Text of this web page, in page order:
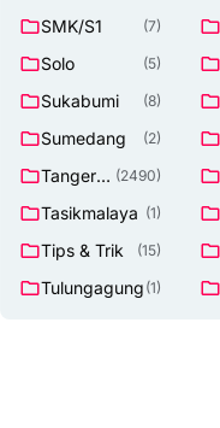
SMK/S1 (7)
Solo (5)
Sukabumi (8)
Sumedang (2)
Tangeran (2490)
Tasikmalaya (1)
Tips & Trik (15)
Tulungagung (1)